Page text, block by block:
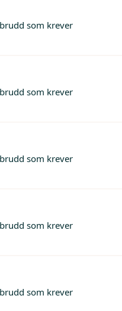
som krever
som krever
som krever
som krever
som krever